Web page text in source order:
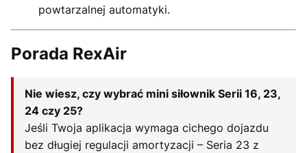
powtarzalnej automatyki.
Porada RexAir
Nie wiesz, czy wybrać mini siłownik Serii 16, 23,
24 czy 25?
Jeśli Twoja aplikacja wymaga cichego dojazdu
bez długiej regulacji amortyzacji – Seria 23 z